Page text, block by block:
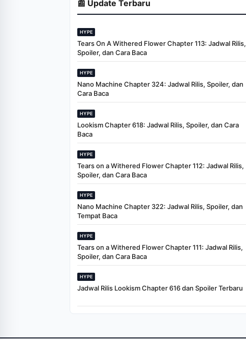
📰 Update Terbaru
HYPE
Tears On A Withered Flower Chapter 113: Jadwal Rilis,
Spoiler, dan Cara Baca
HYPE
Nano Machine Chapter 324: Jadwal Rilis, Spoiler, dan
Cara Baca
HYPE
Lookism Chapter 618: Jadwal Rilis, Spoiler, dan Cara
Baca
HYPE
Tears on a Withered Flower Chapter 112: Jadwal Rilis,
Spoiler, dan Cara Baca
HYPE
Nano Machine Chapter 322: Jadwal Rilis, Spoiler, dan
Tempat Baca
HYPE
Tears on a Withered Flower Chapter 111: Jadwal Rilis,
Spoiler, dan Cara Baca
HYPE
Jadwal Rilis Lookism Chapter 616 dan Spoiler Terbaru